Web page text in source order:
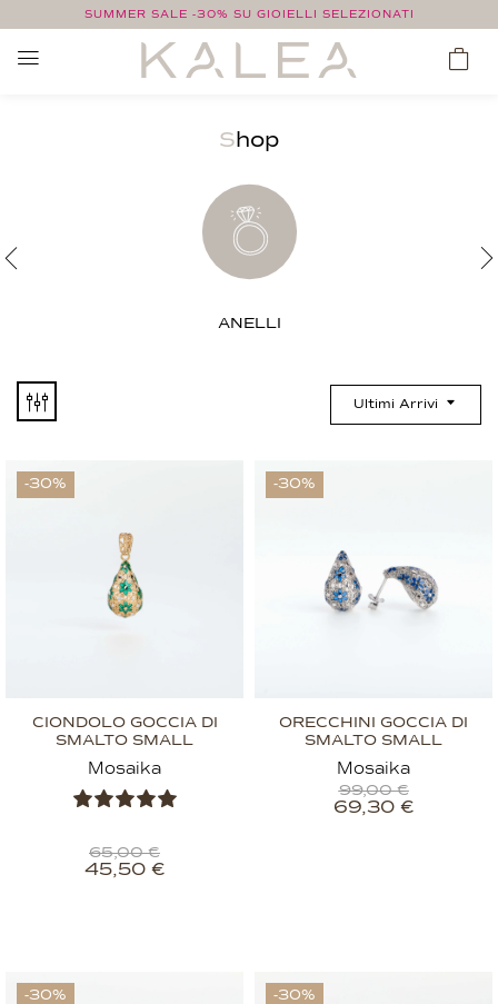
SUMMER SALE -30% SU GIOIELLI SELEZIONATI
Shop
ANELLI
Ultimi Arrivi
-30%
CIONDOLO GOCCIA DI
SMALTO SMALL
Mosaika
65,00€
45,50 €
-30%
ORECCHINI GOCCIA DI
SMALTO SMALL
Mosaika
99,00€
69,30 €
-30% -30%